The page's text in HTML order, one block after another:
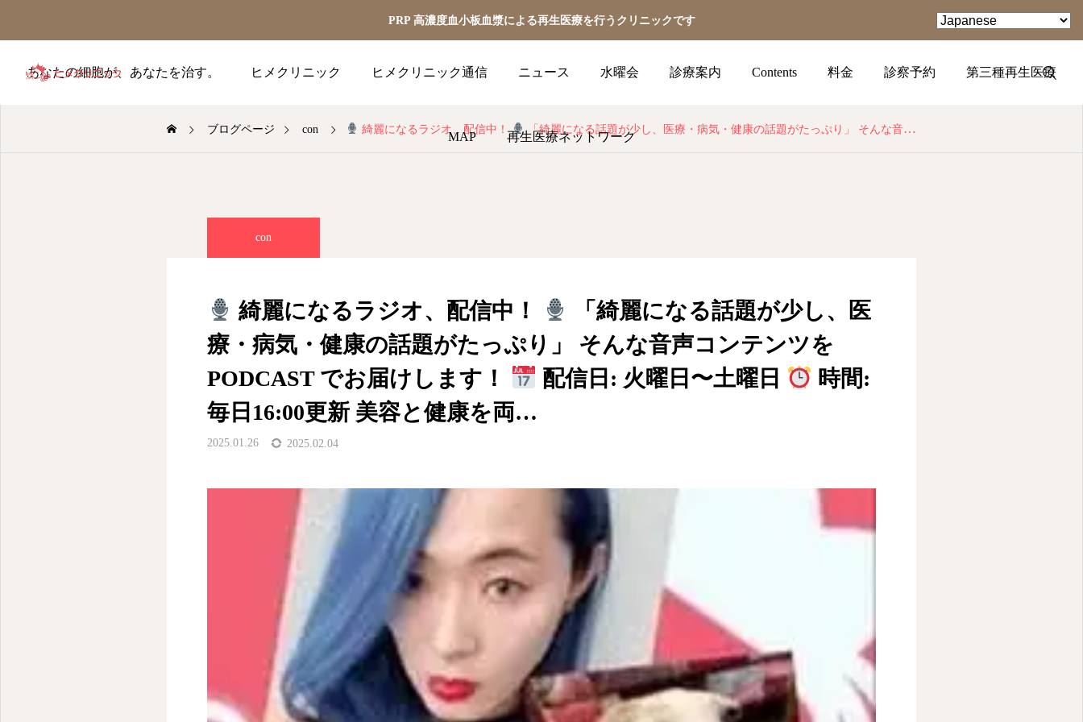
PRP 高濃度血小板血漿による再生医療を行うクリニックです
あなたの細胞が、あなたを治す。 ヒメクリニック ヒメクリニック通信 ニュース 水曜会 診療案内 Contents 料金 診察予約 第三種再生医療
MAP 再生医療ネットワーク
ブログページ con 綺麗になるラジオ、配信中！ 「綺麗になる話題が少し、医療・病気・健康の話題がたっぷり」 そんな音声コンテンツを PODCAST でお届けします！
con
綺麗になるラジオ、配信中！
「綺麗になる話題が少し、医
療・病気・健康の話題がたっぷり」 そんな音声コンテンツを
PODCAST でお届けします！
配信日: 火曜日〜土曜日
時間:
毎日16:00更新 美容と健康を両…
2025.01.26 2025.02.04